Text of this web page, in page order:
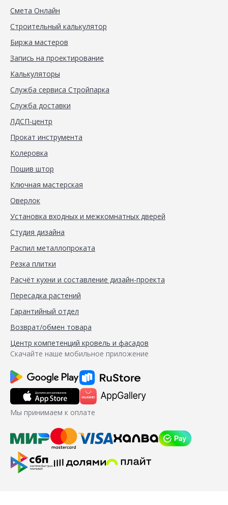
Смета Онлайн
Строительный калькулятор
Биржа мастеров
Запись на проектирование
Калькуляторы
Служба сервиса Стройпарка
Служба доставки
ЛДСП-центр
Прокат инструмента
Колеровка
Пошив штор
Ключная мастерская
Оверлок
Установка входных и межкомнатных дверей
Студия дизайна
Распил металлопроката
Резка плитки
Расчёт кухни и составление дизайн-проекта
Пересадка растений
Гарантийный отдел
Возврат/обмен товара
Центр компетенций кровель и фасадов
Скачайте наше мобильное приложение
Мы принимаем к оплате